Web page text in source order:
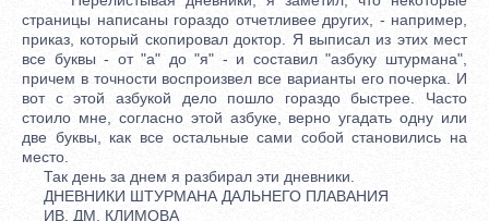
страницы написаны гораздо отчетливее других, - например,
приказ, который скопировал доктор. Я выписал из этих мест
все буквы - от "а" до "я" - и составил "азбуку штурмана",
причем в точности воспроизвел все варианты его почерка. И
вот с этой азбукой дело пошло гораздо быстрее. Часто
стоило мне, согласно этой азбуке, верно угадать одну или
две буквы, как все остальные сами собой становились на
место.
Так день за днем я разбирал эти дневники.
ДНЕВНИКИ ШТУРМАНА ДАЛЬНЕГО ПЛАВАНИЯ
ИВ. ДМ. КЛИМОВА